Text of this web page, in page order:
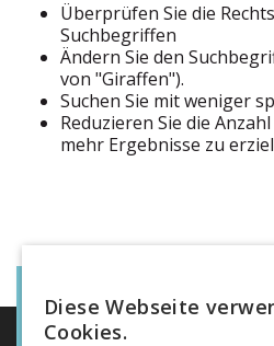
Überprüfen Sie die
Suchbegriffen
Ändern Sie den
von "Giraffen").
Suchen Sie mit weniger
Reduzieren Sie die
mehr Ergebnisse zu
Diese Webseite
Cookies.